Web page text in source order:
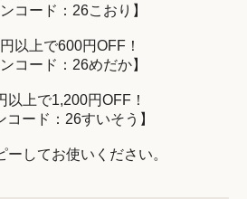
コード：26こおり】
以上で600円OFF！
コード：26めだか】
上で1,200円OFF！
コード：26すいそう】
ーしてお使いください。